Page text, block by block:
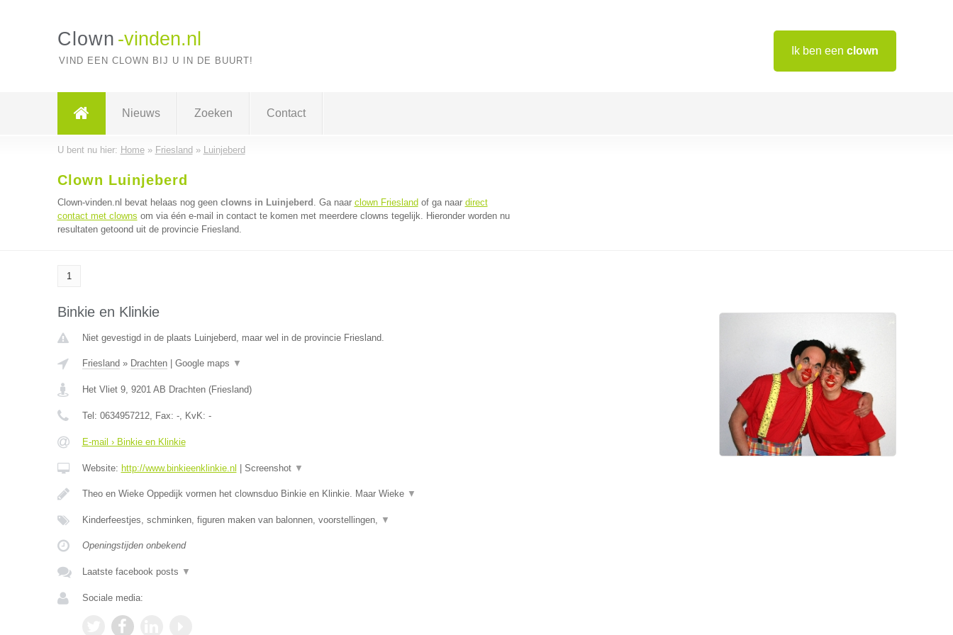
Ik ben een clown
Clown -vinden.nl
VIND EEN CLOWN BIJ U IN DE BUURT!
Nieuws Zoeken Contact
U bent nu hier: Home» Friesland » Luinjeberd
Clown Luinjeberd
Clown-vinden.nl bevat helaas nog geen clowns in Luinjeberd . Ga naar clown Friesland of ga naar direct
contact met clowns om via één e-mail in contact te komen met meerdere clowns tegelijk. Hieronder worden nu
resultaten getoond uit de provincie Friesland.
1
Binkie en Klinkie
Niet gevestigd in de plaats Luinjeberd, maar wel in de provincie Friesland.
Friesland » Drachten| Google maps ▼
Het Vliet 9, 9201 AB Drachten(Friesland)
Tel: 0634957212, Fax: -, KvK: -
E-mail › Binkie en Klinkie
Website: http://www.binkieenklinkie.nl Screenshot ▼
Theo en Wieke Oppedijk vormen het clownsduo Binkie en Klinkie. Maar Wieke ▼
Kinderfeestjes, schminken, figuren maken van balonnen, voorstellingen, ▼
Openingstijden onbekend
Laatste facebook posts ▼
Sociale media: